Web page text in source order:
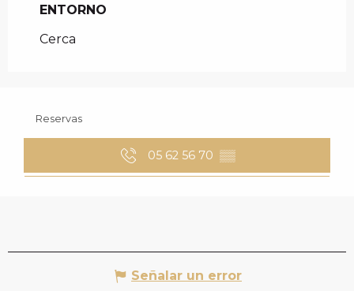
ENTORNO
ENTORNO
Cerca
Reservas
05 62 56 70 ▒▒
Señalar un error